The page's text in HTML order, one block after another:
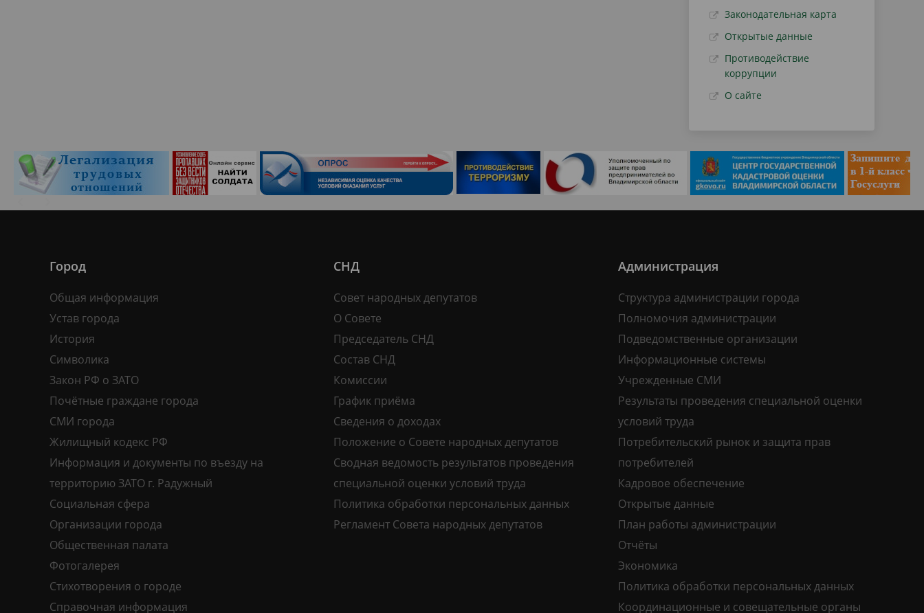
Законодательная карта
Открытые данные
Противодействие
коррупции
О сайте
Город
Общая информация
Устав города
История
Символика
Закон РФ о ЗАТО
Почётные граждане города
СМИ города
Жилищный кодекс РФ
Информация и документы по въезду на
территорию ЗАТО г. Радужный
Социальная сфера
Организации города
Общественная палата
Фотогалерея
Стихотворения о городе
Справочная информация
СНД
Совет народных депутатов
О Совете
Председатель СНД
Состав СНД
Комиссии
График приёма
Сведения о доходах
Положение о Совете народных депутатов
Сводная ведомость результатов проведения
специальной оценки условий труда
Политика обработки персональных данных
Регламент Совета народных депутатов
Администрация
Структура администрации города
Полномочия администрации
Подведомственные организации
Информационные системы
Учрежденные СМИ
Результаты проведения специальной оценки
условий труда
Потребительский рынок и защита прав
потребителей
Кадровое обеспечение
Открытые данные
План работы администрации
Отчёты
Экономика
Политика обработки персональных данных
Координационные и совещательные органы